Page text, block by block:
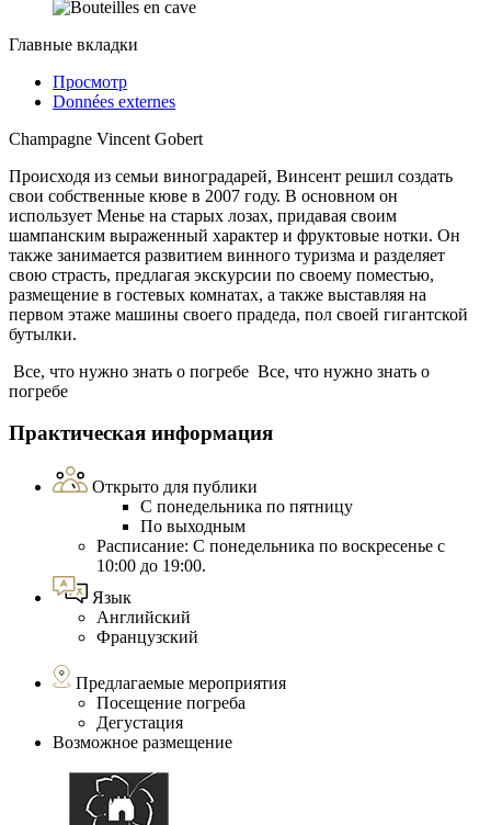
Главные вкладки
Просмотр
Données externes
Champagne Vincent Gobert
Происходя из семьи виноградарей, Винсент решил создать
свои собственные кюве в 2007 году. В основном он
использует Менье на старых лозах, придавая своим
шампанским выраженный характер и фруктовые нотки. Он
также занимается развитием винного туризма и разделяет
свою страсть, предлагая экскурсии по своему поместью,
размещение в гостевых комнатах, а также выставляя на
первом этаже машины своего прадеда, пол своей гигантской
бутылки.
Все, что нужно знать о погребе Все, что нужно знать о
погребе
Практическая информация
Открыто для публики
С понедельника по пятницу
По выходным
Расписание: С понедельника по воскресенье с
10:00 до 19:00.
Язык
Английский
Французский
Предлагаемые мероприятия
Посещение погреба
Дегустация
Возможное размещение